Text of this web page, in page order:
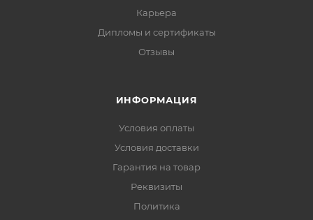
Карьера
Дипломы и сертификаты
Отзывы
ИНФОРМАЦИЯ
Условия оплаты
Условия доставки
Гарантия на товар
Реквизиты
Политика